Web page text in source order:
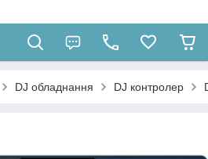
DJ обладнання DJ контролер